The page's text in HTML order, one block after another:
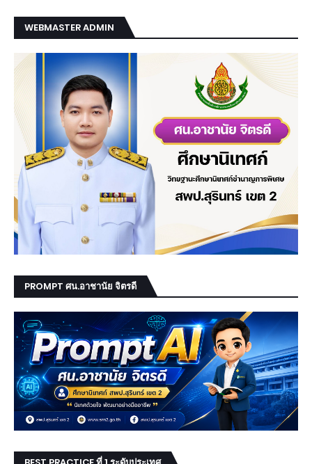
WEBMASTER ADMIN
PROMPT ศน.อาชานัย จิตรดี